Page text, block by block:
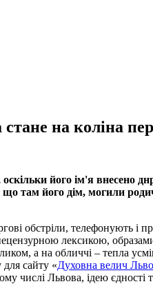
на коліна
його ім'я внесено
що там його дім, могили
обстріли, телефонують і
лексикою,
а на обличчі – тепла
сайту «Духовна велич
числі Львова, ідею єдності